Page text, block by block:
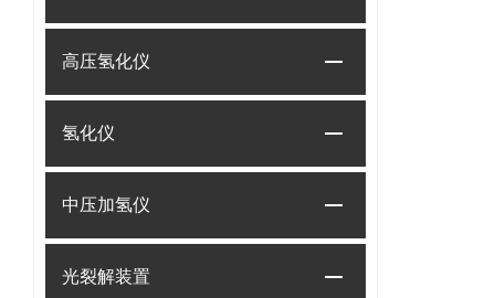
高压氢化仪
氢化仪
中压加氢仪
光裂解装置